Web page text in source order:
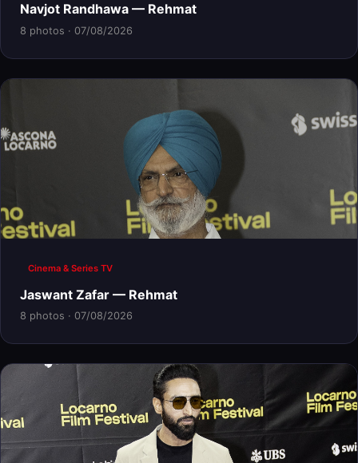
Navjot Randhawa — Rehmat
8 photos · 07/08/2026
Cinema & Series TV
Jaswant Zafar — Rehmat
8 photos · 07/08/2026